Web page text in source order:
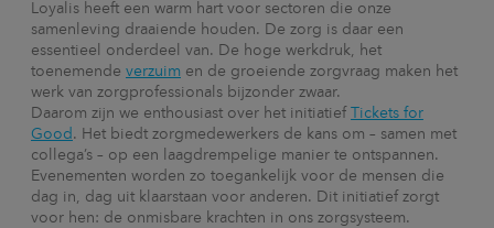
Loyalis heeft een warm hart voor sectoren die onze
samenleving draaiende houden. De zorg is daar een
essentieel onderdeel van. De hoge werkdruk, het
toenemende verzuim en de groeiende zorgvraag maken het
werk van zorgprofessionals bijzonder zwaar.
Daarom zijn we enthousiast over het initiatief Tickets for
Good . Het biedt zorgmedewerkers de kans om – samen met
collega’s – op een laagdrempelige manier te ontspannen.
Evenementen worden zo toegankelijk voor de mensen die
dag in, dag uit klaarstaan voor anderen. Dit initiatief zorgt
voor hen: de onmisbare krachten in ons zorgsysteem.